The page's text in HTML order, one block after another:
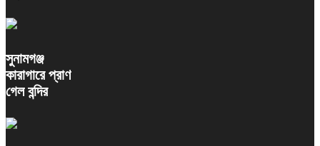
সুনামগঞ্জ
কারাগারে প্রাণ
গেল বন্দির